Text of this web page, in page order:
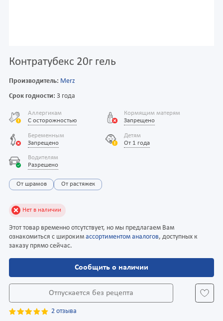
Контратубекс 20г гель
Производитель: Merz
Срок годности: 3 года
Аллергикам
С осторожностью
Кормящим матерям
Запрещено
Беременным
Запрещено
Детям
От 1 года
Водителям
Разрешено
От шрамов От растяжек
Нет в наличии
Этот товар временно отсутствует, но мы предлагаем Вам
ознакомиться с широким ассортиментом аналогов, доступных к
заказу прямо сейчас.
Сообщить о наличии
Отпускается без рецепта
2 отзыва